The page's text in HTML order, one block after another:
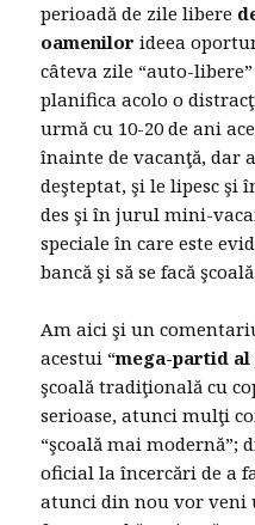
perioadă de zile libere
oamenilor ideea
câteva zile “auto-
planifica acolo o
urmă cu 10-20 de ani
înainte de vacanţă, dar
deşteptat, şi le lipesc şi
des şi în jurul mini-
speciale în care este
bancă şi să se facă
Am aici şi un
acestui “mega-partid
şcoală tradiţională cu
serioase, atunci mulţi
“şcoală mai modernă”;
oficial la încercări de a
atunci din nou vor veni